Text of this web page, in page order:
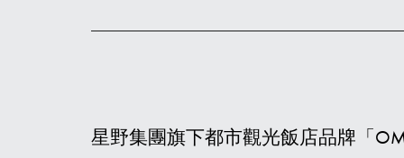
星野集團旗下都市觀光飯店品牌「